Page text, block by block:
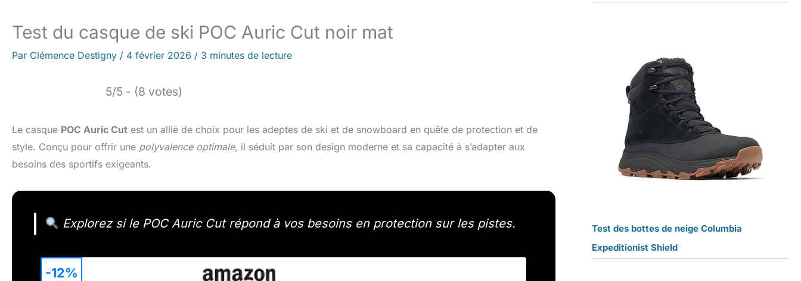
Test du casque de ski POC Auric Cut noir mat
Par Clémence Destigny / 4 février 2026 / 3 minutes de lecture
5/5 - (8 votes)
Le casque POC Auric Cut est un allié de choix pour les adeptes de ski et de snowboard en quête de protection et de
style. Conçu pour offrir une polyvalence optimale, il séduit par son design moderne et sa capacité à s’adapter aux
besoins des sportifs exigeants.
Explorez si le POC Auric Cut répond à vos besoins en protection sur les pistes.
-12%
Test des bottes de neige Columbia
Expeditionist Shield